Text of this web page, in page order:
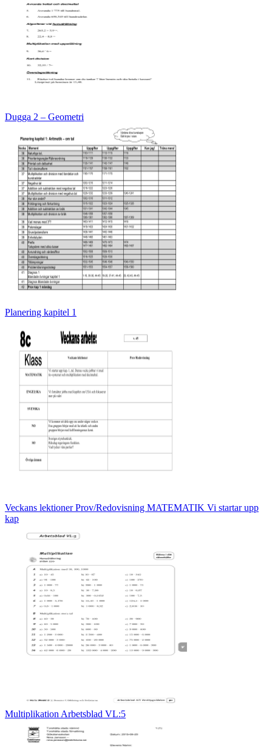
Dugga 2 – Geometri
Planering kapitel 1
Veckans lektioner Prov/Redovisning MATEMATIK Vi startar upp
kap
Multiplikation Arbetsblad VL:5